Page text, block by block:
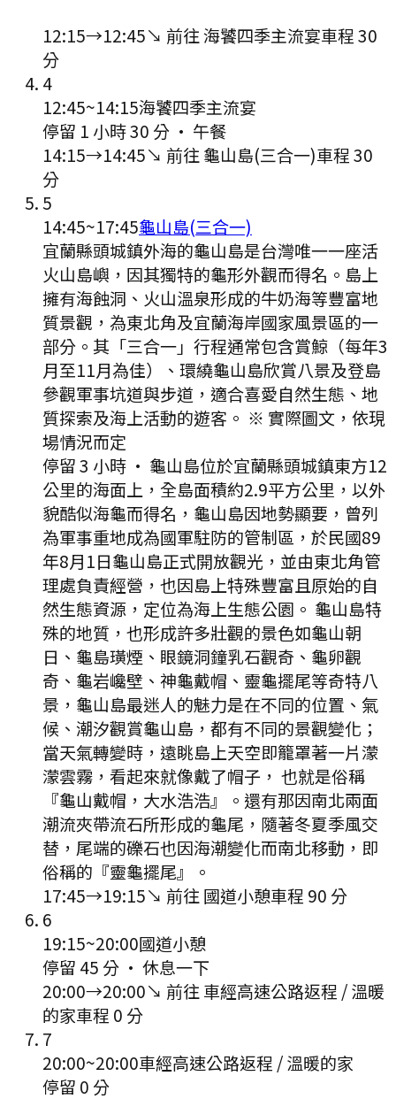
12:15→12:45↘ 前往海饕四季主流宴車程30
分
4
12:45~14:15海饕四季主流宴
停留 1 小時 30 分 · 午餐
14:15→14:45↘ 前往 龜山島(三合一)車程30
分
5
14:45~17:45龜山島(三合一)
宜蘭縣頭城鎮外海的龜山島是台灣唯一一座活
火山島嶼，因其獨特的龜形外觀而得名。島上
擁有海蝕洞、火山溫泉形成的牛奶海等豐富地
質景觀，為東北角及宜蘭海岸國家風景區的一
部分。其「三合一」行程通常包含賞鯨（每年3
月至11月為佳）、環繞龜山島欣賞八景及登島
參觀軍事坑道與步道，適合喜愛自然生態、地
質探索及海上活動的遊客。 ※ 實際圖文，依現
場情況而定
停留 3 小時 · 龜山島位於宜蘭縣頭城鎮東方12
公里的海面上，全島面積約2.9平方公里，以外
貌酷似海龜而得名，龜山島因地勢顯要，曾列
為軍事重地成為國軍駐防的管制區，於民國89
年8月1日龜山島正式開放觀光，並由東北角管
理處負責經營，也因島上特殊豐富且原始的自
然生態資源，定位為海上生態公園。 龜山島特
殊的地質，也形成許多壯觀的景色如龜山朝
日、龜島璜煙、眼鏡洞鐘乳石觀奇、龜卵觀
奇、龜岩巉壁、神龜戴帽、靈龜擺尾等奇特八
景，龜山島最迷人的魅力是在不同的位置、氣
候、潮汐觀賞龜山島，都有不同的景觀變化；
當天氣轉變時，遠眺島上天空即籠罩著一片濛
濛雲霧，看起來就像戴了帽子， 也就是俗稱
『龜山戴帽，大水浩浩』。還有那因南北兩面
潮流夾帶流石所形成的龜尾，隨著冬夏季風交
替，尾端的礫石也因海潮變化而南北移動，即
俗稱的『靈龜擺尾』。
17:45→19:15↘ 前往 國道小憩車程 90 分
6
19:15~20:00國道小憩
停留 45 分 · 休息一下
20:00→20:00↘ 前往 車經高速公路返程 / 溫暖
的家車程 0 分
7
20:00~20:00車經高速公路返程 / 溫暖的家
停留 0 分